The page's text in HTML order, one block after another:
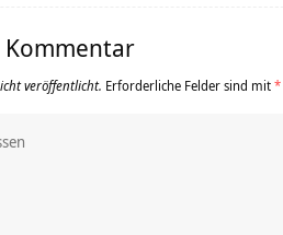
Kommentar
veröffentlicht. Erforderliche Felder sind mit*